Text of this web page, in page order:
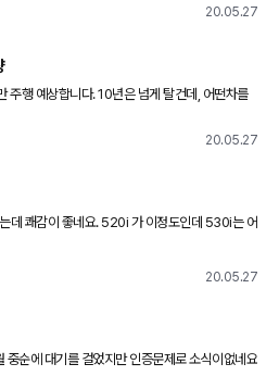
20.05.27
상합니다. 10년은 넘게 탈건데, 어떤차를
20.05.27
데 쾌감이 좋네요. 520i 가 이정도인데 530i는 어
구매를 고민했
20.05.27
었지만 인증문제로 소식이없네요
수없다하는데 기다려야할지 다른차로가야할지